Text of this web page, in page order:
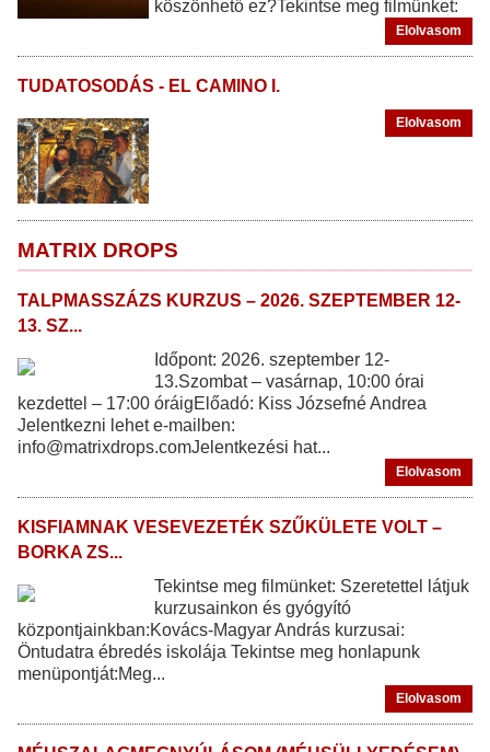
köszönhető ez?Tekintse meg filmünket:
Elolvasom
TUDATOSODÁS - EL CAMINO I.
Elolvasom
MATRIX DROPS
TALPMASSZÁZS KURZUS – 2026. SZEPTEMBER 12-
13. SZ...
Időpont: 2026. szeptember 12-
13.Szombat – vasárnap, 10:00 órai
kezdettel – 17:00 óráigElőadó: Kiss Józsefné Andrea
Jelentkezni lehet e-mailben:
info@matrixdrops.comJelentkezési hat...
Elolvasom
KISFIAMNAK VESEVEZETÉK SZŰKÜLETE VOLT –
BORKA ZS...
Tekintse meg filmünket: Szeretettel látjuk
kurzusainkon és gyógyító
központjainkban:Kovács-Magyar András kurzusai:
Öntudatra ébredés iskolája Tekintse meg honlapunk
menüpontját:Meg...
Elolvasom